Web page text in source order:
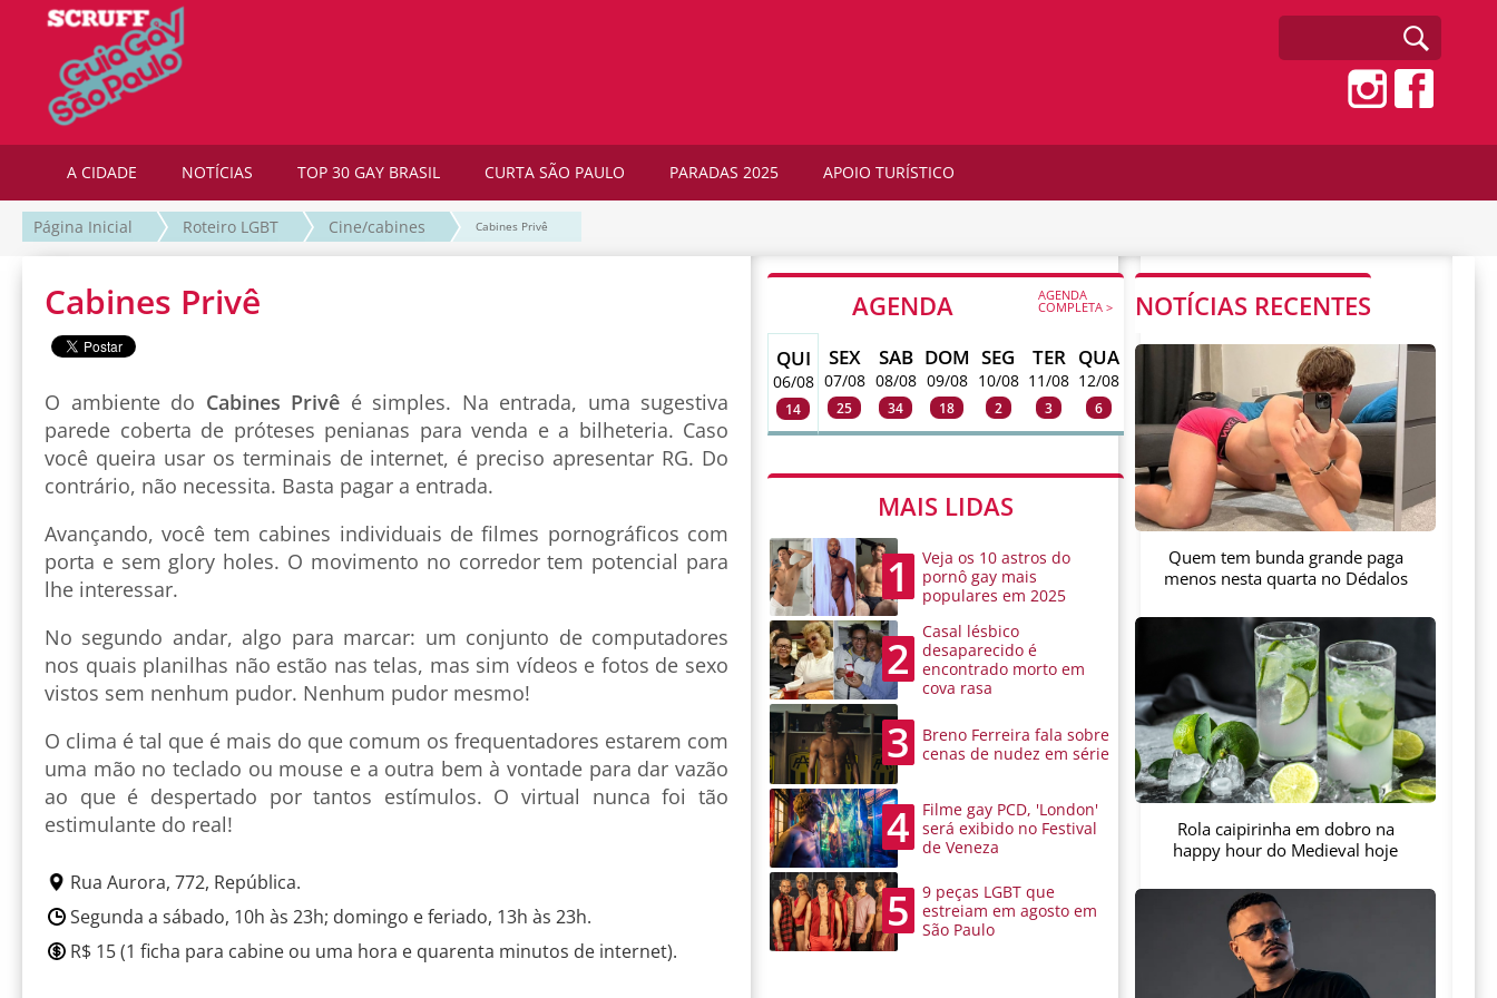
A CIDADE NOTÍCIAS TOP 30 GAY BRASIL CURTA SÃO PAULO PARADAS 2025 APOIO TURÍSTICO
Página Inicial Roteiro LGBT Cine/cabines Cabines Privê
Cabines Privê
O ambiente do Cabines Privê é simples. Na entrada, uma sugestiva
parede coberta de próteses penianas para venda e a bilheteria. Caso
você queira usar os terminais de internet, é preciso apresentar RG. Do
contrário, não necessita. Basta pagar a entrada.
Avançando, você tem cabines individuais de filmes pornográficos com
porta e sem glory holes. O movimento no corredor tem potencial para
lhe interessar.
No segundo andar, algo para marcar: um conjunto de computadores
nos quais planilhas não estão nas telas, mas sim vídeos e fotos de sexo
vistos sem nenhum pudor. Nenhum pudor mesmo!
O clima é tal que é mais do que comum os frequentadores estarem com
uma mão no teclado ou mouse e a outra bem à vontade para dar vazão
ao que é despertado por tantos estímulos. O virtual nunca foi tão
estimulante do real!
Rua Aurora, 772, República.
Segunda a sábado, 10h às 23h; domingo e feriado, 13h às 23h.
R$ 15 (1 ficha para cabine ou uma hora e quarenta minutos de internet).
AGENDA AGENDA
COMPLETA >
QUI
06/08
14
SEX
07/08
25
SAB
08/08
34
DOM
09/08
18
SEG
10/08
2
TER
11/08
3
QUA
12/08
6
MAIS LIDAS
1
Veja os 10 astros do
pornô gay mais
populares em 2025
2
Casal lésbico
desaparecido é
encontrado morto em
cova rasa
3
Breno Ferreira fala sobre
cenas de nudez em série
4
Filme gay PCD, 'London'
será exibido no Festival
de Veneza
5
9 peças LGBT que
estreiam em agosto em
São Paulo
NOTÍCIAS RECENTES
Quem tem bunda grande paga
menos nesta quarta no Dédalos
Rola caipirinha em dobro na
happy hour do Medieval hoje